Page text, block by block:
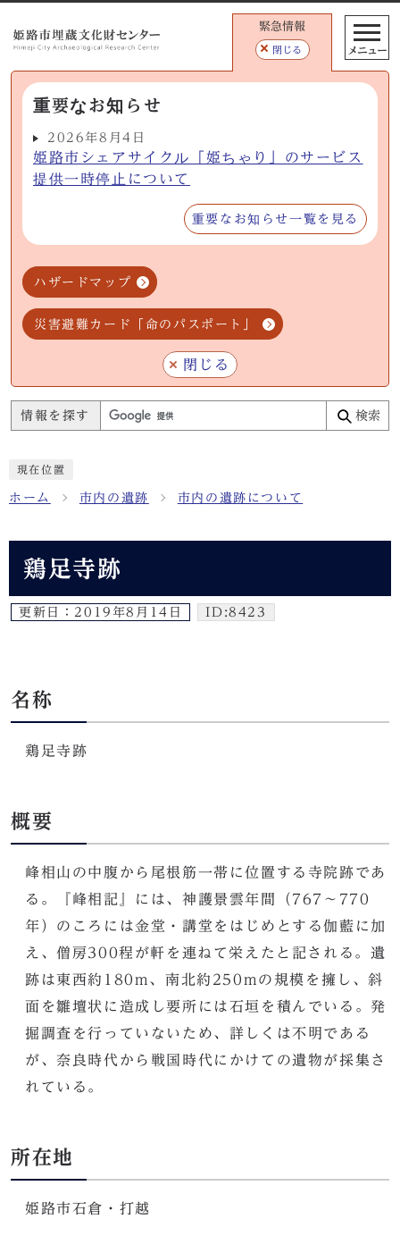
緊急情報
閉じる
重要なお知らせ
2026年8月4日
姫路市シェアサイクル「姫ちゃり」のサービス
提供一時停止について
重要なお知らせ一覧を見る
ハザードマップ
災害避難カード「命のパスポート」
閉じる
メニュー
情報を探す 検索
現在位置
ホーム 市内の遺跡 市内の遺跡について
鶏足寺跡
更新日： 2019年8月14日 ID:8423
名称
鶏足寺跡
概要
峰相山の中腹から尾根筋一帯に位置する寺院跡であ
る。『峰相記』には、神護景雲年間（767～770
年）のころには金堂・講堂をはじめとする伽藍に加
え、僧房300程が軒を連ねて栄えたと記される。遺
跡は東西約180m、南北約250mの規模を擁し、斜
面を雛壇状に造成し要所には石垣を積んでいる。発
掘調査を行っていないため、詳しくは不明である
が、奈良時代から戦国時代にかけての遺物が採集さ
れている。
所在地
姫路市石倉・打越